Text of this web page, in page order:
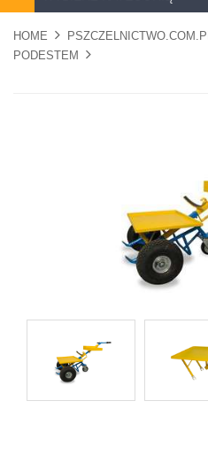
HOME PSZCZELNICTWO.COM.PL
PODESTEM